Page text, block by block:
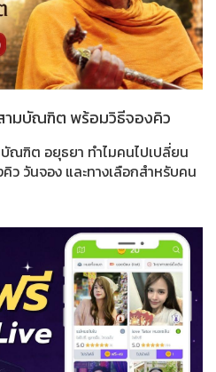
มบัณฑิต พร้อมวิธีจองคิว
ณฑิต อยุธยา ทำไมคนไปเปลี่ยน
ว วันจอง และทางเลือกสำหรับคน